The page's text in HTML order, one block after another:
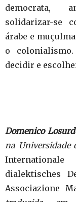
democrata,
solidarizar-se
árabe e
o
decidir e
Domenico
na Universidade
dialektisches
Associazione